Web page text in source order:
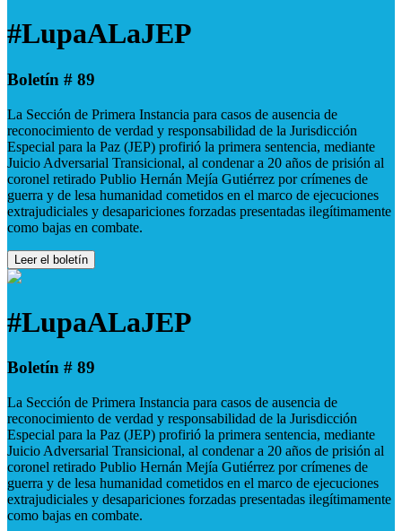
#LupaALaJEP
Boletín # 89
La Sección de Primera Instancia para casos de ausencia de
reconocimiento de verdad y responsabilidad de la Jurisdicción
Especial para la Paz (JEP) profirió la primera sentencia, mediante
Juicio Adversarial Transicional, al condenar a 20 años de prisión al
coronel retirado Publio Hernán Mejía Gutiérrez por crímenes de
guerra y de lesa humanidad cometidos en el marco de ejecuciones
extrajudiciales y desapariciones forzadas presentadas ilegítimamente
como bajas en combate.
Leer el boletín
#LupaALaJEP
Boletín # 89
La Sección de Primera Instancia para casos de ausencia de
reconocimiento de verdad y responsabilidad de la Jurisdicción
Especial para la Paz (JEP) profirió la primera sentencia, mediante
Juicio Adversarial Transicional, al condenar a 20 años de prisión al
coronel retirado Publio Hernán Mejía Gutiérrez por crímenes de
guerra y de lesa humanidad cometidos en el marco de ejecuciones
extrajudiciales y desapariciones forzadas presentadas ilegítimamente
como bajas en combate.